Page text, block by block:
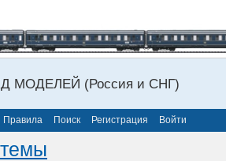
МОДЕЛЕЙ (Россия и СНГ)
Правила Поиск Регистрация Войти